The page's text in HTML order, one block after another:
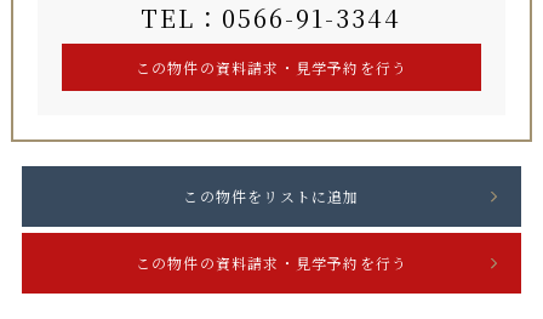
TEL：0566-91-3344